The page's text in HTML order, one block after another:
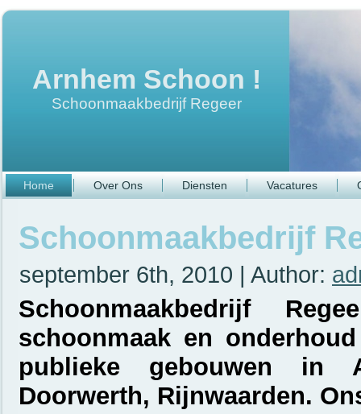
Arnhem Schoon !
Schoonmaakbedrijf Regeer
Home Over Ons Diensten Vacatures
Schoonmaakbedrijf
september 6th, 2010 | Author:
Schoonmaakbedrijf
schoonmaak en
publieke gebouwen in
Doorwerth, Rijnwaarden.